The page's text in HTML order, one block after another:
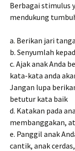
Berbagai stimulus
mendukung
a. Berikan jari
b. Senyumlah
c. Ajak anak Anda
kata-kata anda
Jangan lupa
betutur kata baik
d. Katakan pada
membanggakan,
e. Panggil anak
cantik, anak